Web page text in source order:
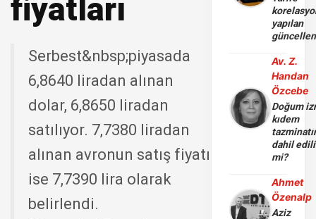
fiyatları
Serbest&nbsp;piyasada
6,8640 liradan alınan
dolar, 6,8650 liradan
satılıyor. 7,7380 liradan
alınan avronun satış fiyatı
ise 7,7390 lira olarak
belirlendi.
yapılan
Av. Z.
Handan
Özcebe
Doğum
kıdem
dahil
mi?
Ahmet
Özenalp
Aziz